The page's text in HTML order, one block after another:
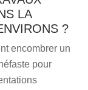
LA
?
encombrer un
pour